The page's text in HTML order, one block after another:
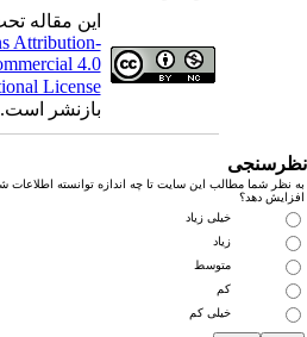
این مقاله
Attribution-
4.0
License
بازنشر است.
نظر شما مطالب این سایت تا چه اندازه توانسته اطلاعات
دهد؟
خیلی زیاد
زیاد
متوسط
خیلی کم